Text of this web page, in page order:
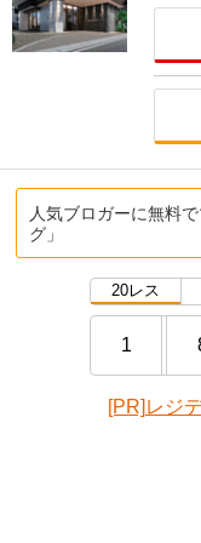
人気ブロガーに無料
グ」
20レス
1
[PR]レジ